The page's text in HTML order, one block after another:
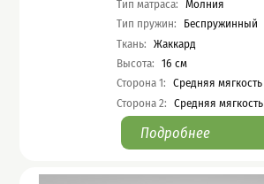
Характеристики
Тип матраса: Молния
Тип пружин:
Беспружинный
Ткань: Жаккард
Высота: 16 см
Сторона 1: Средняя мягкость
Сторона 2: Средняя мягкость
Подробнее